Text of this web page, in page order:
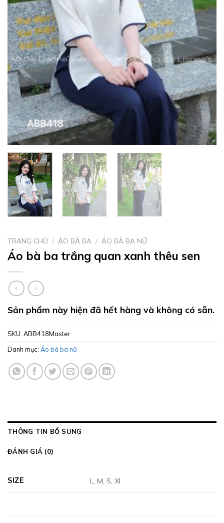
TRANG CHỦ / ÁO BÀ BA / ÁO BÀ BA NỮ
Áo bà ba trắng quan xanh thêu sen
Sản phẩm này hiện đã hết hàng và không có sẵn.
SKU: ABB418Master
Danh mục: Áo bà ba nữ
THÔNG TIN BỔ SUNG
ĐÁNH GIÁ (0)
SIZE L, M, S, Xl